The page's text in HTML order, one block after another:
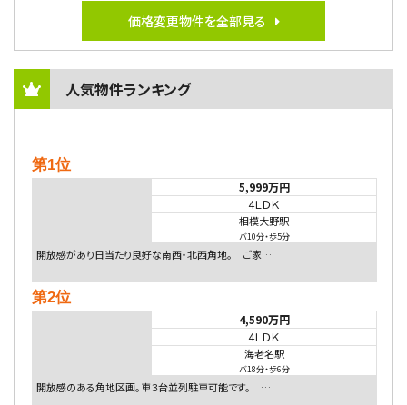
価格変更物件を全部見る
人気物件ランキング
第1位
5,999万円
4ＬＤＫ
相模大野駅
バ10分・歩5分
開放感があり日当たり良好な南西・北西角地。 ご家…
第2位
4,590万円
4ＬＤＫ
海老名駅
バ18分・歩6分
開放感のある角地区画。車３台並列駐車可能です。 …